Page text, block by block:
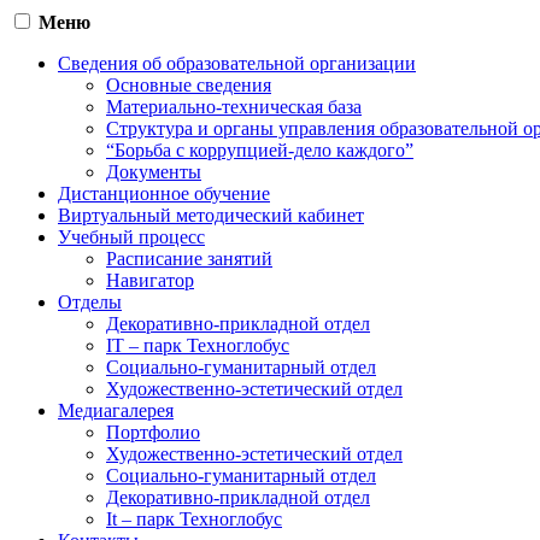
Меню
Сведения об образовательной организации
Основные сведения
Материально-техническая база
Структура и органы управления образовательной
“Борьба с коррупцией-дело каждого”
Документы
Дистанционное обучение
Виртуальный методический кабинет
Учебный процесс
Расписание занятий
Навигатор
Отделы
Декоративно-прикладной отдел
IT – парк Техноглобус
Социально-гуманитарный отдел
Художественно-эстетический отдел
Медиагалерея
Портфолио
Художественно-эстетический отдел
Социально-гуманитарный отдел
Декоративно-прикладной отдел
It – парк Техноглобус